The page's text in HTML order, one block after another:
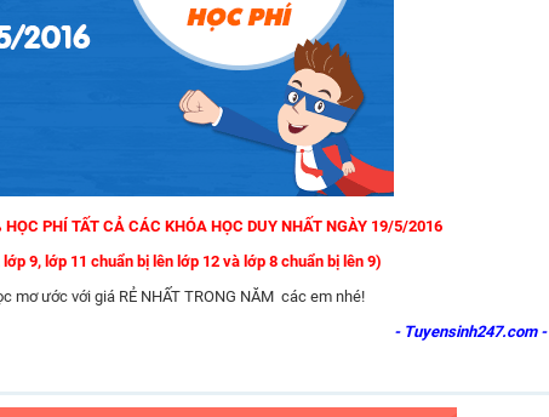
PHÍ TẤT CẢ CÁC KHÓA HỌC DUY NHẤT NGÀY 19/5/2016
9, lớp 11 chuẩn bị lên lớp 12 và lớp 8 chuẩn bị lên 9)
ước với giá RẺ NHẤT TRONG NĂM các em nhé!
- Tuyensinh247.com -